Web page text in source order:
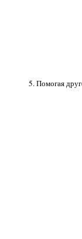
5. Помогая